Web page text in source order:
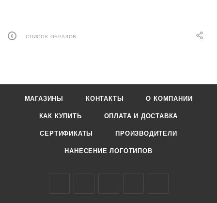
СПИСОК ОБРАЗОВ
МАГАЗИНЫ КОНТАКТЫ О КОМПАНИИ
КАК КУПИТЬ ОПЛАТА И ДОСТАВКА
СЕРТИФИКАТЫ ПРОИЗВОДИТЕЛИ
НАНЕСЕНИЕ ЛОГОТИПОВ